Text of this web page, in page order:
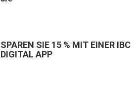
SPAREN SIE 15 % MIT EINER IBC
DIGITAL APP